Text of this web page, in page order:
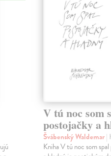
V tú noc som
postojačky a
Švábenský Waldemar|
Kniha V tú noc som